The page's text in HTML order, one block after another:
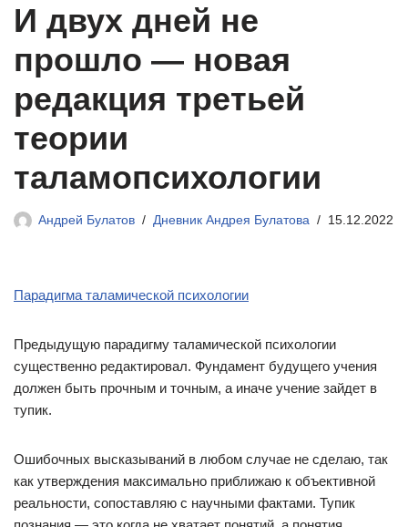
И двух дней не
прошло — новая
редакция третьей
теории
таламопсихологии
Андрей Булатов Дневник Андрея Булатова 15.12.2022
Парадигма таламической психологии
Предыдущую парадигму таламической психологии
существенно редактировал. Фундамент будущего учения
должен быть прочным и точным, а иначе учение зайдет в
тупик.
Ошибочных высказываний в любом случае не сделаю, так
как утверждения максимально приближаю к объективной
реальности, сопоставляю с научными фактами. Тупик